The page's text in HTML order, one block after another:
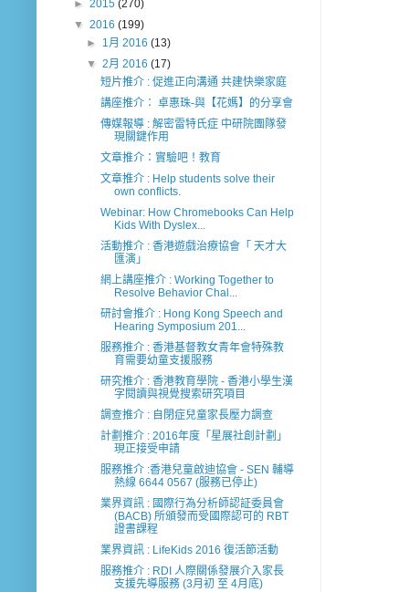
► 2015 (270)
▼ 2016 (199)
► 1月 2016(13)
▼2月 2016(17)
短片推介 : 促進正向溝通 共建快樂家庭
講座推介： 卓惠珠-與【花媽】的分享會
傳媒報導 : 解密雷特氏症 中研院團隊發
現關鍵作用
文章推介：實驗吧！教育
文章推介 : Help students solve their
own conflicts.
Webinar: How Chromebooks Can Help
Kids With Dyslex...
活動推介 : 香港遊戲治療協會「 天才大
匯演」
網上講座推介 : Working Together to
Resolve Behavior Chal...
研討會推介 : Hong Kong Speech and
Hearing Symposium 201...
服務推介 : 香港基督教女青年會特殊教
育需要幼童支援服務
研究推介 : 香港教育學院 - 香港小學生漢
字閱讀與視覺搜索研究項目
調查推介 : 自閉症兒童家長壓力調查
計劃推介 : 2016年度「星展社創計劃」
現正接受申請
服務推介 :香港兒童啟迪協會 - SEN 輔導
熱線 6644 0567 (服務已停止)
業界資訊 : 國際行為分析師認証委員會
(BACB) 所頒發而受國際認可的 RBT
證書課程
業界資訊 : LifeKids 2016 復活節活動
服務推介 : RDI 人際關係發展介入家長
支援先導服務 (3月初 至 4月底)